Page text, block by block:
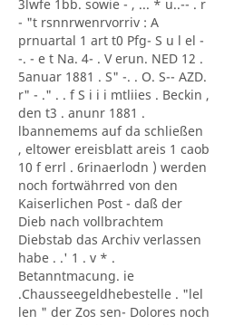
3lwfe 1bb. sowie - , ... * u..-- . r
- "t rsnnrwenrvorriv : A
prnuartal 1 art t0 Pfg- S u l el -
-. - e t Na. 4- . V erun. NED 12 .
5anuar 1881 . S" -. . O. S-- AZD.
r" - ." . . f S i i i mtliies . Beckin ,
den t3 . anunr 1881 .
lbannemems auf da schließen
, eltower ereisblatt areis 1 caob
10 f errl . 6rinaerlodn ) werden
noch fortwährred von den
Kaiserlichen Post - daß der
Dieb nach vollbrachtem
Diebstab das Archiv verlassen
habe . .' 1 . v * .
Betanntmacung. ie
.Chausseegeldhebestelle . "lel
len " der Zos sen- Dolores noch